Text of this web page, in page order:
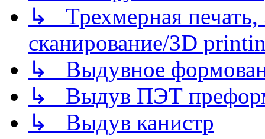
↳ Трехмерная
сканирование/3D
↳ Выдувное
↳ Выдув ПЭТ
↳ Выдув канистр